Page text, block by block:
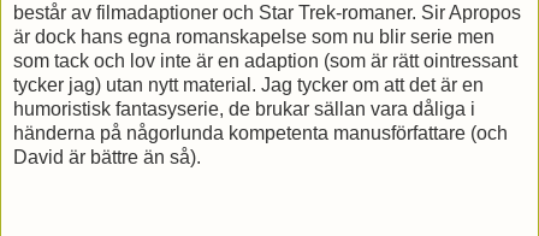
består av filmadaptioner och Star Trek-romaner. Sir Apropos
är dock hans egna romanskapelse som nu blir serie men
som tack och lov inte är en adaption (som är rätt ointressant
tycker jag) utan nytt material. Jag tycker om att det är en
humoristisk fantasyserie, de brukar sällan vara dåliga i
händerna på någorlunda kompetenta manusförfattare (och
David är bättre än så).